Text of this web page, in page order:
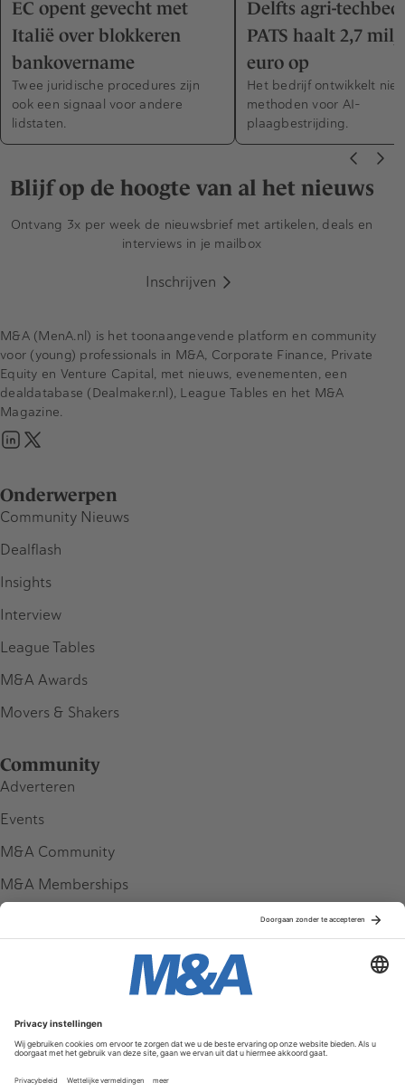
EC opent gevecht met
Italië over blokkeren
bankovername
Twee juridische procedures zijn
ook een signaal voor andere
lidstaten.
Delfts agri-
PATS haalt 2,7
euro op
Het bedrijf ontwikkelt
methoden voor AI-
plaagbestrijding.
Blijf op de hoogte van al het nieuws
Ontvang 3x per week de nieuwsbrief met artikelen, deals en
interviews in je mailbox
Inschrijven
Onderwerpen
Community Nieuws
Dealflash
Insights
Interview
League Tables
M&A Awards
Movers & Shakers
Community
Adverteren
Events
M&A Community
M&A Memberships
Service & Contact
Contact
M&A (MenA.nl) is het toonaangevende platform en community
voor (young) professionals in M&A, Corporate Finance, Private
Equity en Venture Capital, met nieuws, evenementen, een
dealdatabase (Dealmaker.nl), League Tables en het M&A
Magazine.